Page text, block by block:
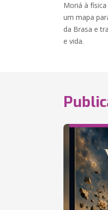
Moriá à
um mapa
da Brasa e
e vida.